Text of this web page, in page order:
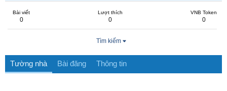
Bài viết
0
Lượt thích
0
VNB Token
0
Tìm kiếm
Tường nhà Bài đăng Thông tin